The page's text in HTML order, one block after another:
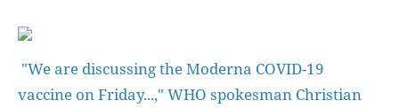
"We are discussing the Moderna COVID-19
vaccine on Friday...," WHO spokesman Christian